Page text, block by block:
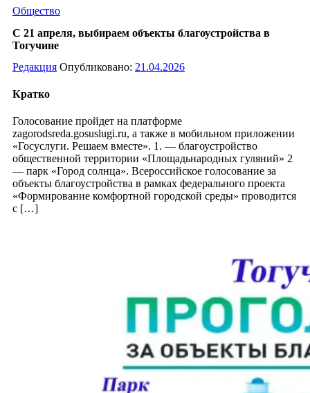
Общество
С 21 апреля, выбираем объекты благоустройства в
Тогучине
Редакция Опубликовано: 21.04.2026
Кратко
Голосование пройдет на платформе
zagorodsreda.gosuslugi.ru, а также в мобильном приложении
«Госуслуги. Решаем вместе». 1. — благоустройство
общественной территории «Площадьнародных гуляний» 2
— парк «Город солнца». Всероссийское голосование за
объекты благоустройства в рамках федерального проекта
«Формирование комфортной городской среды» проводится
с […]